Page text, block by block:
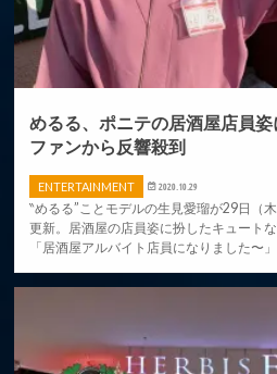
めるる、ポニテの居酒屋店員姿
ファンから反響殺到
ENTERTAINMENT 2020.10.29
‶めるる”ことモデルの生見愛瑠が29日（
更新。居酒屋の店員姿に扮したキュート
「居酒屋アルバイト店員になりました〜